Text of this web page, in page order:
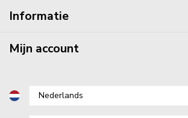
Informatie
Mijn account